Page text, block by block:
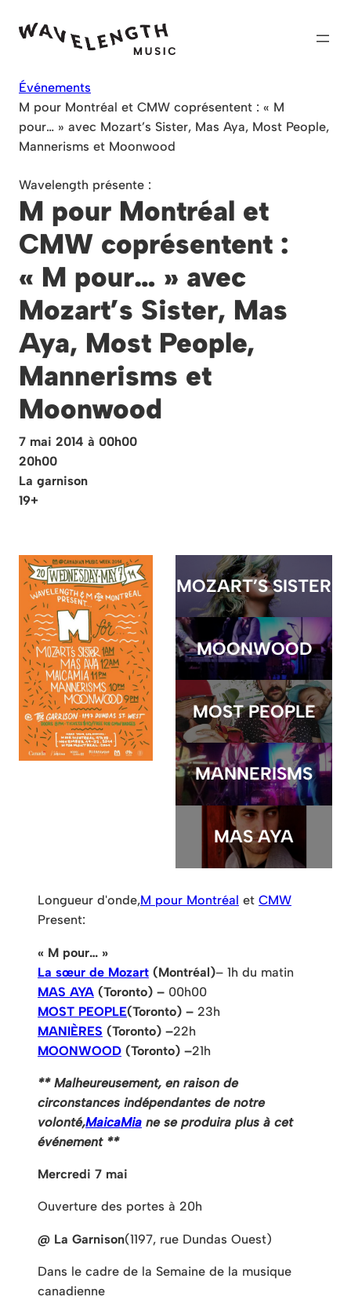
Événements
M pour Montréal et CMW coprésentent : « M
pour… » avec Mozart’s Sister, Mas Aya, Most People,
Mannerisms et Moonwood
Wavelength présente :
M pour Montréal et
CMW coprésentent :
« M pour… » avec
Mozart’s Sister, Mas
Aya, Most People,
Mannerisms et
Moonwood
7 mai 2014 à 00h00
20h00
La garnison
19+
MOZART’S SISTER
MOONWOOD
MOST PEOPLE
MANNERISMS
MAS AYA
Longueur d'onde,M pour Montréal et CMW
Present:
« M pour… »
La sœur de Mozart (Montréal)– 1h du matin
MAS AYA (Toronto) – 00h00
MOST PEOPLE(Toronto) – 23h
MANIÈRES (Toronto) –22h
MOONWOOD (Toronto) –21h
** Malheureusement, en raison de
circonstances indépendantes de notre
volonté,MaicaMia ne se produira plus à cet
événement **
Mercredi 7 mai
Ouverture des portes à 20h
@ La Garnison(1197, rue Dundas Ouest)
Dans le cadre de la Semaine de la musique
canadienne